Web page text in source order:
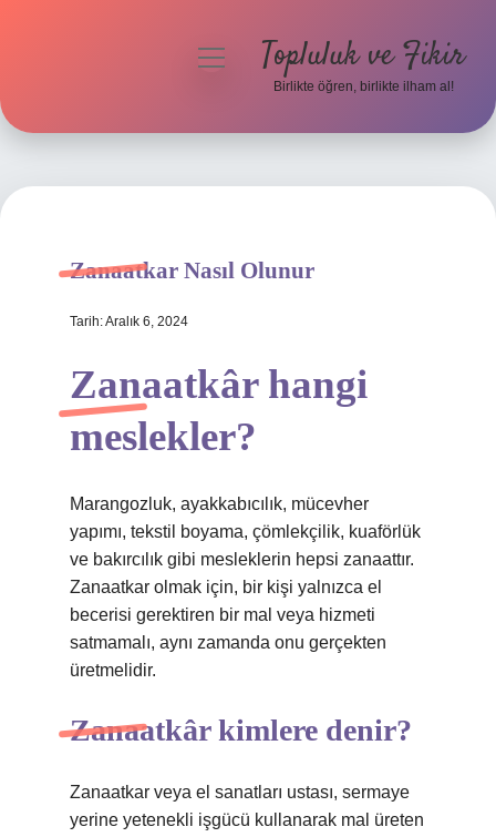
Hakkımızda
menüyüTopluluk ve Fikir
Birlikte öğren, birlikte ilham al!
Zanaatkar Nasıl Olunur
Tarih: Aralık 6, 2024
Zanaatkâr hangi
meslekler?
Marangozluk, ayakkabıcılık, mücevher
yapımı, tekstil boyama, çömlekçilik, kuaförlük
ve bakırcılık gibi mesleklerin hepsi zanaattır.
Zanaatkar olmak için, bir kişi yalnızca el
becerisi gerektiren bir mal veya hizmeti
satmamalı, aynı zamanda onu gerçekten
üretmelidir.
Zanaatkâr kimlere denir?
Zanaatkar veya el sanatları ustası, sermaye
yerine yetenekli işgücü kullanarak mal üreten